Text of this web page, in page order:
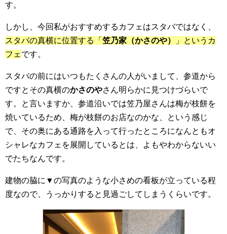
す。
しかし、今回私がおすすめするカフェはスタバではなく、
スタバの真横に位置する「 笠乃家（かさのや）
」というカ
フェ です。
スタバの前にはいつもたくさんの人がいまして、参道から
ですとその真横のかさのやさん明らかに見つけづらいで
す。と言いますか、参道沿いでは笠乃屋さんは梅が枝餅を
焼いているため、梅が枝餅のお店なのかな、という感じ
で、その奥にある通路を入って行ったところになんともオ
シャレなカフェを展開しているとは、よもやわからないい
でたちなんです。
建物の脇に▼の写真のような小さめの看板が立っている程
度なので、うっかりすると見過ごしてしまうくらいです。